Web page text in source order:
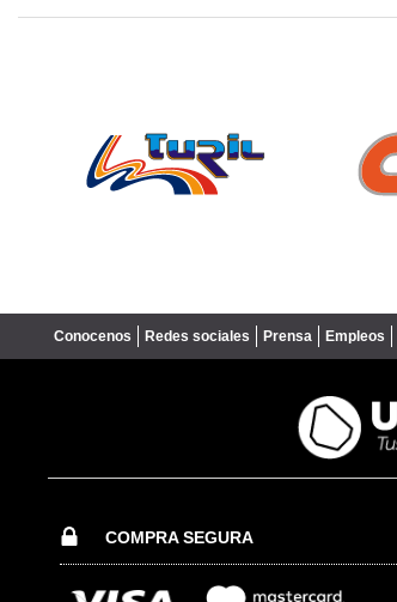
Conocenos Redes sociales Prensa Empleos
COMPRA SEGURA